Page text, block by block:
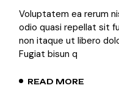
Voluptatem ea rerum
odio quasi repellat sit
non itaque ut libero
Fugiat bisun q
READ MORE